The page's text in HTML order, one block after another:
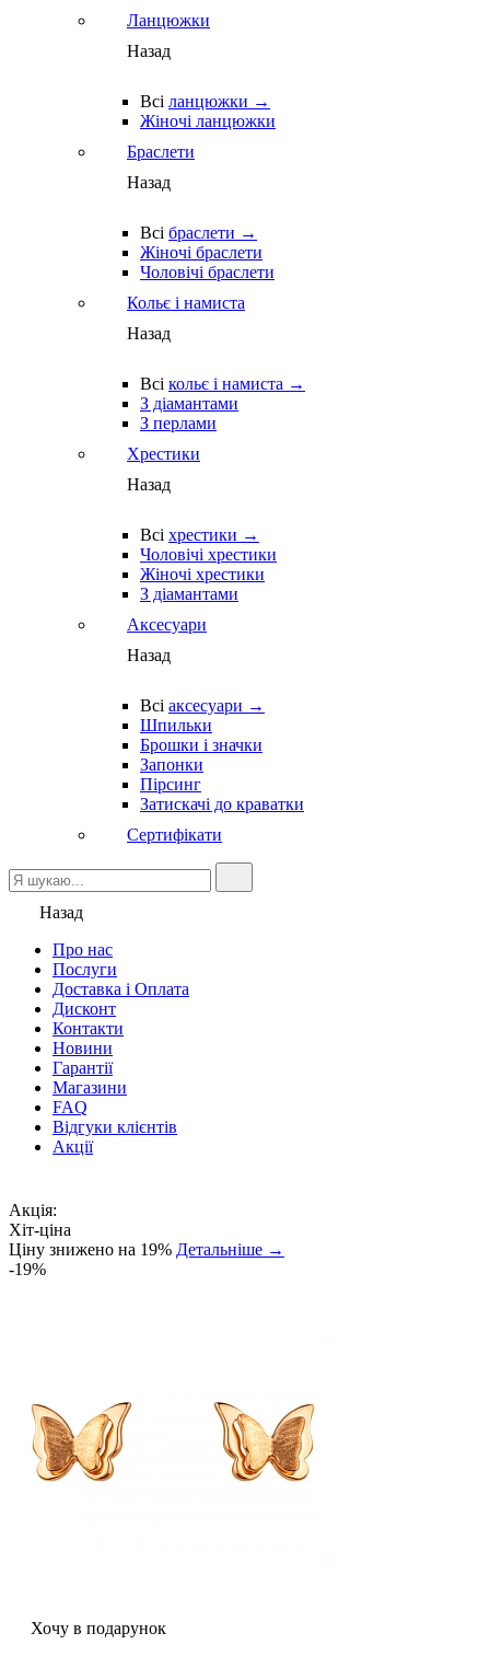
Ланцюжки
Назад
Всі ланцюжки →
Жіночі ланцюжки
Браслети
Назад
Всі браслети →
Жіночі браслети
Чоловічі браслети
Кольє і намиста
Назад
Всі кольє і намиста →
З діамантами
З перлами
Хрестики
Назад
Всі хрестики →
Чоловічі хрестики
Жіночі хрестики
З діамантами
Аксесуари
Назад
Всі аксесуари →
Шпильки
Брошки і значки
Запонки
Пірсинг
Затискачі до краватки
Сертифікати
Назад
Про нас
Послуги
Доставка і Оплата
Дисконт
Контакти
Новини
Гарантії
Магазини
FAQ
Відгуки клієнтів
Акції
Акція:
Хіт-ціна
Ціну знижено на 19% Детальніше →
-19%
Хочу в подарунок